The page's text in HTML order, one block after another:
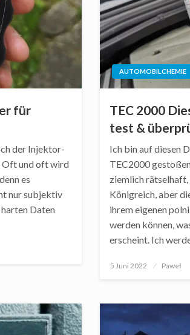
für
der Injektor-
Oft und oft wird
es
nur subjektiv
Daten
AUTOMOBILCHEMIE
TEC 2000
test &
Ich bin auf diesen
TEC2000
ziemlich
Königreich, aber
ihrem eigenen
werden können,
erscheint. Ich
Posted
5 Juni 2022 Paweł